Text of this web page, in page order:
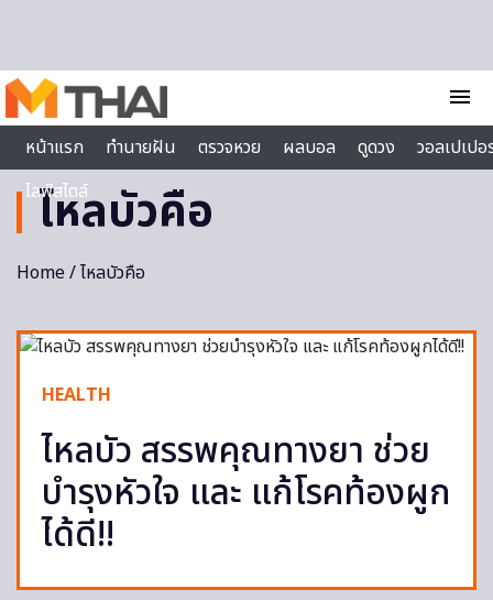
menu
หน้าแรก
ทำนายฝัน ตรวจหวย ผลบอล ดูดวง
วอลเปเป
ไลฟ์สไตล์
ไหลบัวคือ
Home/ ไหลบัวคือ
HEALTH
ไหลบัว สรรพคุณทางยา ช่วย
บำรุงหัวใจ และ แก้โรคท้องผูก
ได้ดี!!